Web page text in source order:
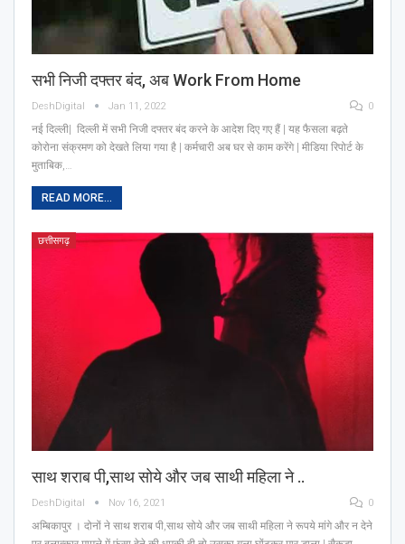
सभी निजी दफ्तर बंद, अब Work From Home
DeshDigital Jan 11, 2022 0
नई दिल्ली| दिल्ली में सभी निजी दफ्तर बंद करने के आदेश दिए गए हैं | यह फैसला बढ़ते
कोरोना संक्रमण को देखते लिया गया है | कर्मचारी अब घर से काम करेंगे | मीडिया रिपोर्ट के
मुताबिक,…
READ MORE...
छत्तीसगढ़
साथ शराब पी,साथ सोये और जब साथी महिला ने ..
DeshDigital Nov 16, 2021 0
अम्बिकापुर । दोनों ने साथ शराब पी,साथ सोये और जब साथी महिला ने रूपये मांगे और न देने